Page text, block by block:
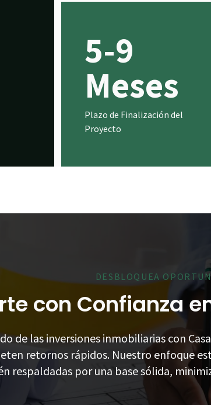
5-9
Meses
Plazo de Finalización del
Proyecto
DESBLOQUEA
con Confianza
de las inversiones inmobiliarias con
retornos rápidos. Nuestro enfoque
respaldadas por una base sólida,